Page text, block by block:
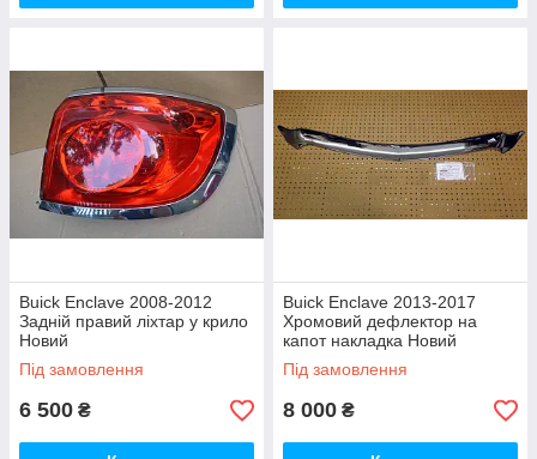
Buick Enclave 2008-2012
Задній правий ліхтар у крило
Новий
Під замовлення
6 500 ₴
Buick Enclave 2013-2017
Хромовий дефлектор на
капот накладка Новий
Оригінал
Під замовлення
8 000 ₴